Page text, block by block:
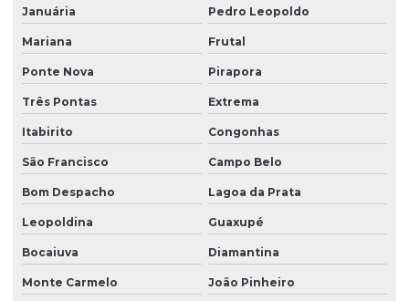
Januária Pedro Leopoldo
Mariana Frutal
Ponte Nova Pirapora
Três Pontas Extrema
Itabirito Congonhas
São Francisco Campo Belo
Bom Despacho Lagoa da Prata
Leopoldina Guaxupé
Bocaiuva Diamantina
Monte Carmelo João Pinheiro